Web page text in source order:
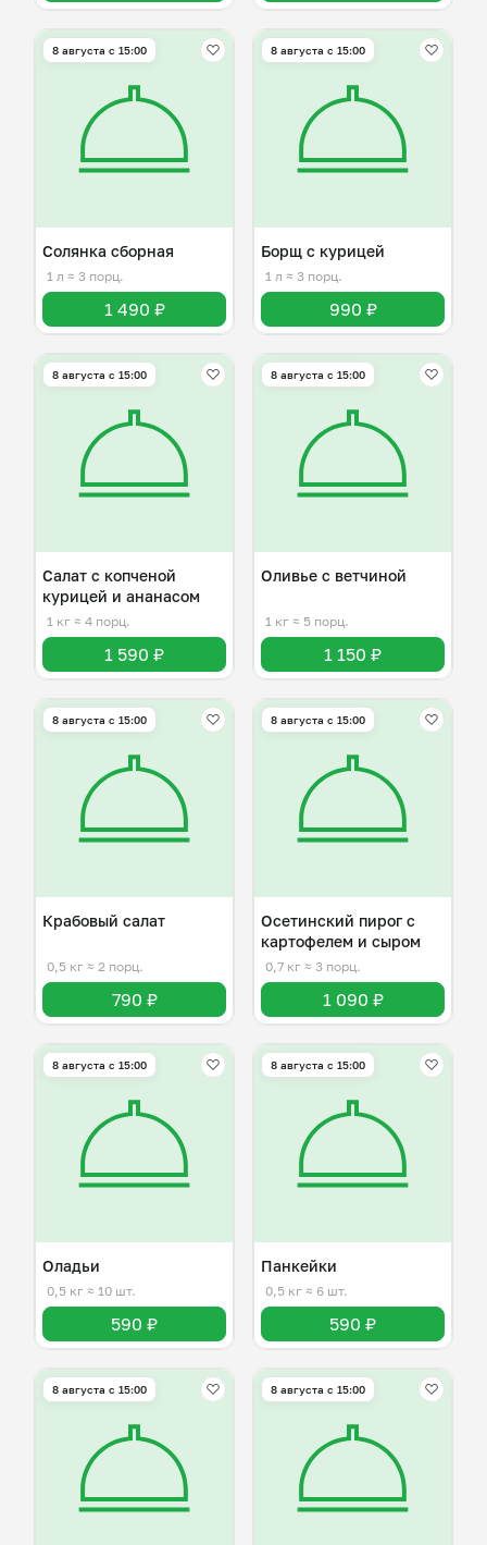
8 августа с 15:00
Солянка сборная
1 л ≈ 3 порц.
1 490 ₽
8 августа с 15:00
Борщ с курицей
1 л ≈ 3 порц.
990 ₽
8 августа с 15:00
Салат с копченой
курицей и ананасом
1 кг ≈ 4 порц.
1 590 ₽
8 августа с 15:00
Оливье с ветчиной
1 кг ≈ 5 порц.
1 150 ₽
8 августа с 15:00
Крабовый салат
0,5 кг ≈ 2 порц.
790 ₽
8 августа с 15:00
Осетинский пирог с
картофелем и сыром
0,7 кг ≈ 3 порц.
1 090 ₽
8 августа с 15:00
Оладьи
0,5 кг ≈ 10 шт.
590 ₽
8 августа с 15:00
Панкейки
0,5 кг ≈ 6 шт.
590 ₽
8 августа с 15:00 8 августа с 15:00